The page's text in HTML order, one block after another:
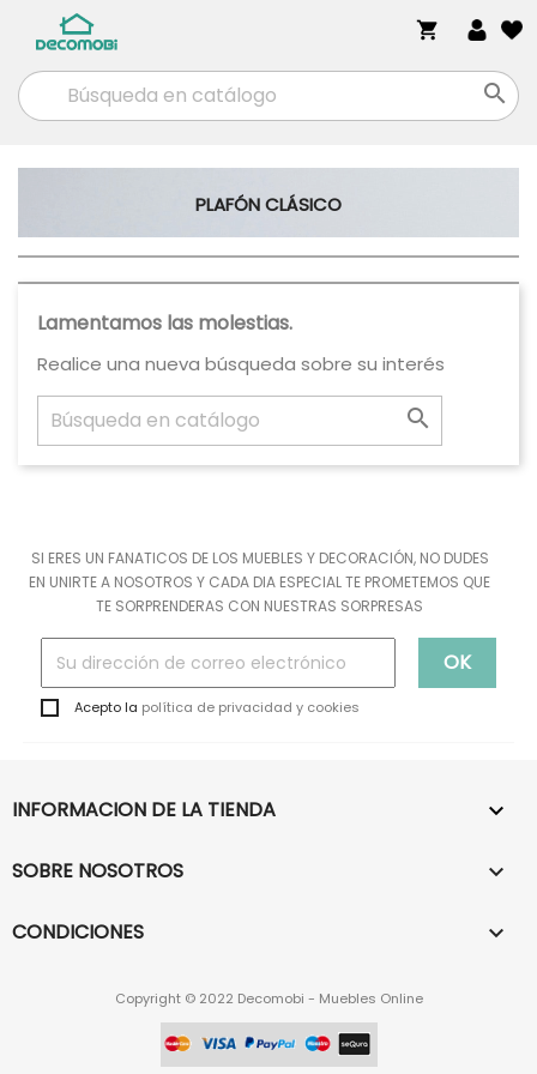
shopping_cart

PLAFÓN CLÁSICO
Lamentamos las molestias.
Realice una nueva búsqueda sobre su interés

SI ERES UN FANATICOS DE LOS MUEBLES Y DECORACIÓN, NO DUDES
EN UNIRTE A NOSOTROS Y CADA DIA ESPECIAL TE PROMETEMOS QUE
TE SORPRENDERAS CON NUESTRAS SORPRESAS
Acepto la política de privacidad y cookies
INFORMACION DE LA TIENDA 
SOBRE NOSOTROS 
CONDICIONES 
Copyright © 2022 Decomobi - Muebles Online